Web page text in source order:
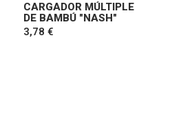
CARGADOR MÚLTIPLE
DE BAMBÚ "NASH"
3,78 €